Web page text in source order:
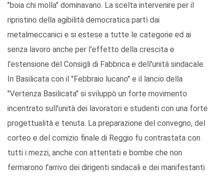
"boia chi molla" dominavano. La scelta intervenire per il
ripristino della agibilità democratica partì dai
metalmeccanici e si estese a tutte le categorie ed ai
senza lavoro anche per l'effetto della crescita e
l'estensione del Consigli di Fabbrica e dell'unità sindacale.
In Basilicata con il "Febbraio lucano" e il lancio della
"Vertenza Basilicata" si sviluppò un forte movimento
incentrato sull'unità dei lavoratori e studenti con una forte
progettualità e tenuta. La preparazione del convegno, del
corteo e del comizio finale di Reggio fu contrastata con
tutti i mezzi, anche con attentati e bombe che non
fermarono l'arrivo dei dirigenti sindacali e dei manifestanti